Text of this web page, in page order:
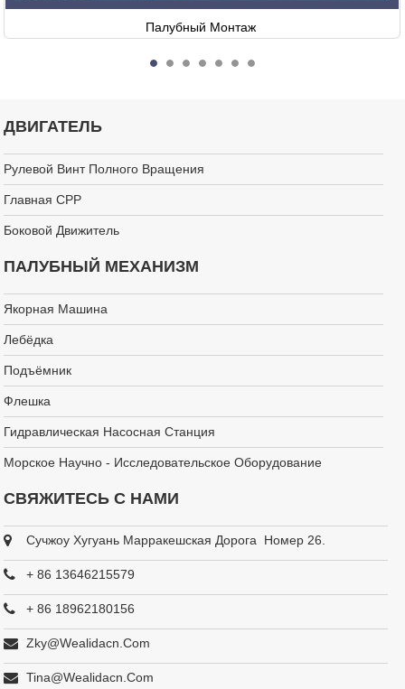
Палубный Монтаж
ДВИГАТЕЛЬ
Рулевой Винт Полного Вращения
Главная CPP
Боковой Движитель
ПАЛУБНЫЙ МЕХАНИЗМ
Якорная Машина
Лебёдка
Подъёмник
Флешка
Гидравлическая Насосная Станция
Морское Научно - Исследовательское Оборудование
СВЯЖИТЕСЬ С НАМИ
Сучжоу Хугуань Марракешская Дорога Номер 26.
+ 86 13646215579
+ 86 18962180156
Zky@wealidacn.com
Tina@wealidacn.com